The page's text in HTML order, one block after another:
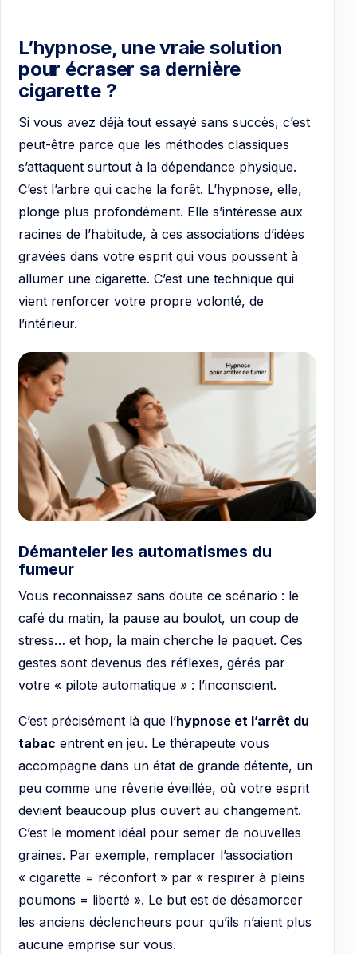
L’hypnose, une vraie solution
pour écraser sa dernière
cigarette ?
Si vous avez déjà tout essayé sans succès, c’est
peut-être parce que les méthodes classiques
s’attaquent surtout à la dépendance physique.
C’est l’arbre qui cache la forêt. L’hypnose, elle,
plonge plus profondément. Elle s’intéresse aux
racines de l’habitude, à ces associations d’idées
gravées dans votre esprit qui vous poussent à
allumer une cigarette. C’est une technique qui
vient renforcer votre propre volonté, de
l’intérieur.
Démanteler les automatismes du
fumeur
Vous reconnaissez sans doute ce scénario : le
café du matin, la pause au boulot, un coup de
stress… et hop, la main cherche le paquet. Ces
gestes sont devenus des réflexes, gérés par
votre « pilote automatique » : l’inconscient.
C’est précisément là que l’hypnose et l’arrêt du
tabac entrent en jeu. Le thérapeute vous
accompagne dans un état de grande détente, un
peu comme une rêverie éveillée, où votre esprit
devient beaucoup plus ouvert au changement.
C’est le moment idéal pour semer de nouvelles
graines. Par exemple, remplacer l’association
« cigarette = réconfort » par « respirer à pleins
poumons = liberté ». Le but est de désamorcer
les anciens déclencheurs pour qu’ils n’aient plus
aucune emprise sur vous.